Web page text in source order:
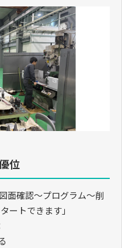
位
面確認〜プログラム〜削
ートできます」